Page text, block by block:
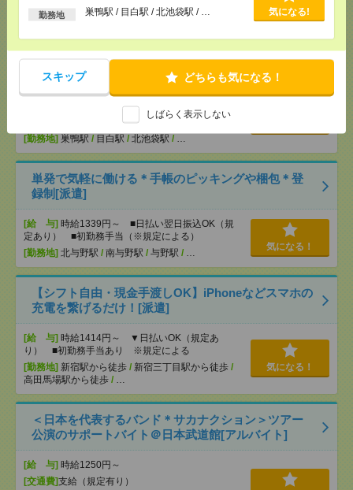
以上
勤務地 巣鴨駅 / 目白駅 / 北池袋駅 / … 気になる!
スキップ どちらも気になる！
しばらく表示しない
[勤務地] 西大宮駅/指扇駅
【オープニング募集】おばあちゃんのお散歩付き添
いも仕事の1つ[派遣]
[給 与]無資格未経験：時給1500円～ ■週払い
OK ■扶養内OK ■日収1万2000円以上
交通費全額支給
[勤務地] 巣鴨駅 / 目白駅 / 北池袋駅 / …
単発で気軽に働ける＊手帳のピッキングや梱包＊登
録制[派遣]
[給 与] 時給1339円～ ■日払い翌日振込OK（規
定あり） ■初勤務手当（※規定による）
[勤務地] 北与野駅 / 南与野駅 / 与野駅 / …
気になる！
【シフト自由・現金手渡しOK】iPhoneなどスマホの
充電を繋げるだけ！[派遣]
[給 与] 時給1414円～ ▼日払いOK（規定あ
り） ■初勤務手当あり ※規定による
[勤務地] 新宿駅から徒歩 / 新宿三丁目駅から徒歩 /
高田馬場駅から徒歩 / …
気になる！
＜日本を代表するバンド＊サカナクション＞ツアー
公演のサポートバイト＠日本武道館[アルバイト]
[給 与] 時給1250円～
[交通費]支給（規定有り）